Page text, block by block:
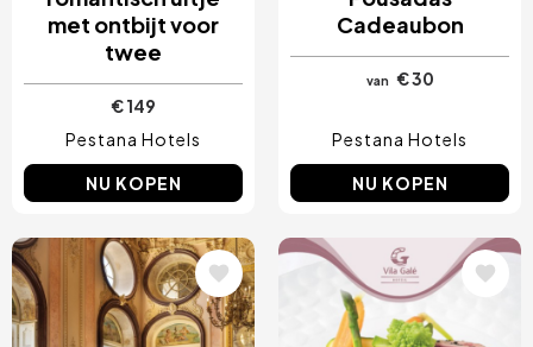
met ontbijt voor
twee
€ 149
Pestana Hotels
NU KOPEN
Cadeaubon
van € 30
Pestana Hotels
NU KOPEN
Afbeelding Afbeelding